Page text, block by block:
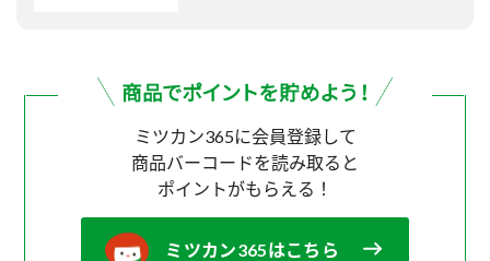
ミツカン365に会員登録して
商品バーコードを読み取ると
ポイントがもらえる！
ミツカン365はこちら